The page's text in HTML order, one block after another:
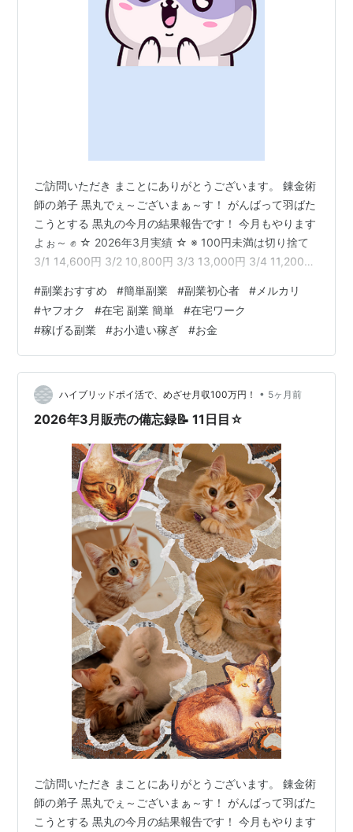
ご訪問いただき まことにありがとうございます。 錬金術
師の弟子 黒丸でぇ～ございまぁ～す！ がんばって羽ばた
こうとする 黒丸の今月の結果報告です！ 今月もやります
よぉ～ ✊ ☆ 2026年3月実績 ☆ ※ 100円未満は切り捨て
3/1 14,600円 3/2 10,800円 3/3 13,000円 3/4 11,200円
3/9 13,200円 3/10 11,500円 3/11 7,600円 3/12 11,700
円 3月利益合計 151,900円 今月も Ｒ領域目指してがんば
ります！ みなさん！…
#副業おすすめ #簡単副業 #副業初心者 # メルカリ
#ヤフオク #在宅 副業 簡単 #在宅ワーク
#稼げる副業 #お小遣い稼ぎ #お金
ハイブリッドポイ活で、めざせ月収100万円！ • 5ヶ月前
2026年3月販売の備忘録📝 11日目☆
ご訪問いただき まことにありがとうございます。 錬金術
師の弟子 黒丸でぇ～ございまぁ～す！ がんばって羽ばた
こうとする 黒丸の今月の結果報告です！ 今月もやります